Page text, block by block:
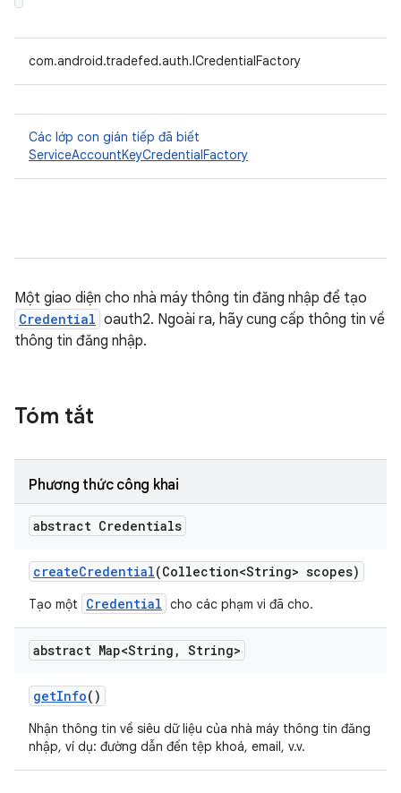
com.android.tradefed.auth.ICredentialFactory
Các lớp con gián tiếp đã biết
ServiceAccountKeyCredentialFactory
Một giao diện cho nhà máy thông tin đăng nhập để tạo
Credential oauth2. Ngoài ra, hãy cung cấp thông tin về
thông tin đăng nhập.
Tóm tắt
Phương thức công khai
abstract Credentials
createCredential(Collection<String> scopes)
Tạo một Credential cho các phạm vi đã cho.
abstract Map<String , String>
getInfo()
Nhận thông tin về siêu dữ liệu của nhà máy thông tin đăng
nhập, ví dụ: đường dẫn đến tệp khoá, email, v.v.